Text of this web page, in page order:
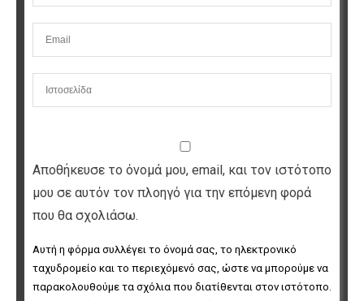
Αποθήκευσε το όνομά μου, email, και τον ιστότοπο
μου σε αυτόν τον πλοηγό για την επόμενη φορά
που θα σχολιάσω.
Αυτή η φόρμα συλλέγει το όνομά σας, το ηλεκτρονικό
ταχυδρομείο και το περιεχόμενό σας, ώστε να μπορούμε να
παρακολουθούμε τα σχόλια που διατίθενται στον ιστότοπο.